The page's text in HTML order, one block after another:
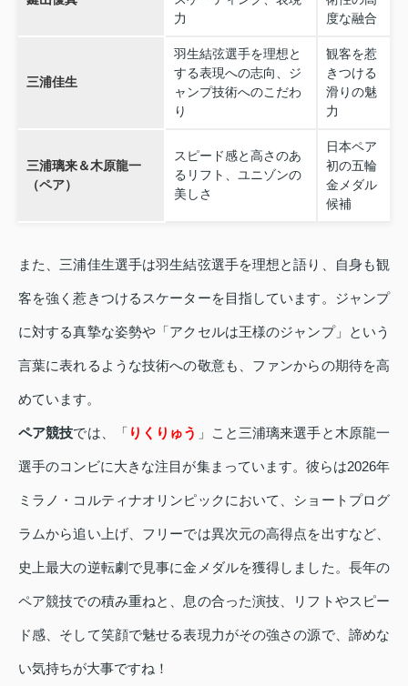
力
度な融合
三浦佳生
羽生結弦選手を理想と
する表現への志向、ジ
ャンプ技術へのこだわ
り
観客を惹
きつける
滑りの魅
力
三浦璃来＆木原龍一
（ペア）
スピード感と高さのあ
るリフト、ユニゾンの
美しさ
日本ペア
初の五輪
金メダル
候補
また、三浦佳生選手は羽生結弦選手を理想と語り、自身も観
客を強く惹きつけるスケーターを目指しています。ジャンプ
に対する真摯な姿勢や「アクセルは王様のジャンプ」という
言葉に表れるような技術への敬意も、ファンからの期待を高
めています。
ペア競技では、「 りくりゅう 」こと三浦璃来選手と木原龍一
選手のコンビに大きな注目が集まっています。彼らは2026年
ミラノ・コルティナオリンピックにおいて、ショートプログ
ラムから追い上げ、フリーでは異次元の高得点を出すなど、
史上最大の逆転劇で見事に金メダルを獲得しました。長年の
ペア競技での積み重ねと、息の合った演技、リフトやスピー
ド感、そして笑顔で魅せる表現力がその強さの源で、諦めな
い気持ちが大事ですね！